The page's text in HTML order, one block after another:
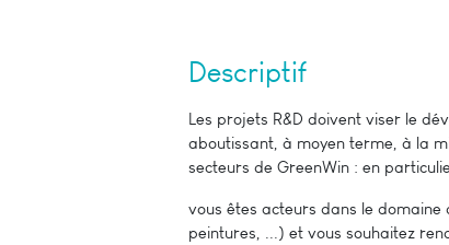
Descriptif
Les projets R&D doivent viser le
aboutissant, à moyen terme, à la
secteurs de GreenWin : en
vous êtes acteurs dans le
peintures, ...) et vous souhaitez